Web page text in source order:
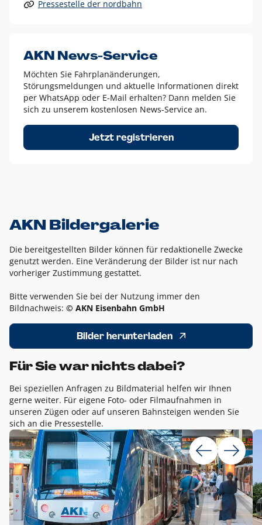
Alle anderen Logo-Varianten dürfen nur in Ausnahmefällen
Diese Ausnahmen sind zum Beispiel:
dem AKN Blau,
weißes Logo auf Fotohintergründen,
schwarzes Logo für reine Schwarz-Weiß-Umsetzungen
Um das Logo herum muss ein Schutzraum von jeweils einer
Höhe bzw. Breite des N aus AKN in alle Richtungen
Pressestelle der nordbahn
AKN News-Service
Möchten Sie Fahrplanänderungen,
Störungsmeldungen und aktuelle Informationen direkt
per WhatsApp oder E-Mail erhalten? Dann melden Sie
sich zu unserem kostenlosen News-Service an.
Jetzt registrieren
AKN Bildergalerie
Die bereitgestellten Bilder können für redaktionelle Zwecke
genutzt werden. Eine Veränderung der Bilder ist nur nach
vorheriger Zustimmung gestattet.
Bitte verwenden Sie bei der Nutzung immer den
Bildnachweis: © AKN Eisenbahn GmbH
Bilder herunterladen
Für Sie war nichts dabei?
Bei speziellen Anfragen zu Bildmaterial helfen wir Ihnen
gerne weiter. Für eigene Foto- oder Filmaufnahmen in
unseren Zügen oder auf unseren Bahnsteigen wenden Sie
sich an die Pressestelle.